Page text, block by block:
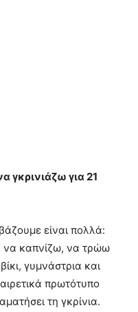
γκρινιάζω για 21
είναι πολλά:
να καπνίζω, να τρώω
γυμνάστρια και
πρωτότυπο
τη γκρίνια.